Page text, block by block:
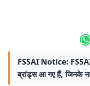
FSSAI Notice:
ब्रांड्स आ गए हैं, जिनके